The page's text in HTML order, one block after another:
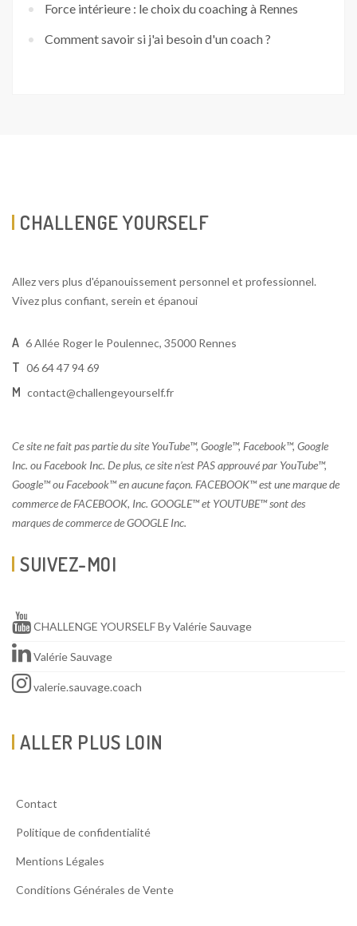
Force intérieure : le choix du coaching à Rennes
Comment savoir si j'ai besoin d'un coach ?
CHALLENGE YOURSELF
Allez vers plus d'épanouissement personnel et professionnel.
Vivez plus confiant, serein et épanoui
A 6 Allée Roger le Poulennec, 35000 Rennes
T 06 64 47 94 69
M contact@challengeyourself.fr
Ce site ne fait pas partie du site YouTube™, Google™, Facebook™, Google
Inc. ou Facebook Inc. De plus, ce site n’est PAS approuvé par YouTube™,
Google™ ou Facebook™ en aucune façon. FACEBOOK™ est une marque de
commerce de FACEBOOK, Inc. GOOGLE™ et YOUTUBE™ sont des
marques de commerce de GOOGLE Inc.
SUIVEZ-MOI
CHALLENGE YOURSELF By Valérie Sauvage
Valérie Sauvage
valerie.sauvage.coach
ALLER PLUS LOIN
Contact
Politique de confidentialité
Mentions Légales
Conditions Générales de Vente